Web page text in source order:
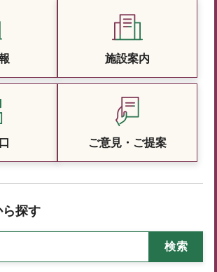
施設案内
ご意見・ご提案
探す